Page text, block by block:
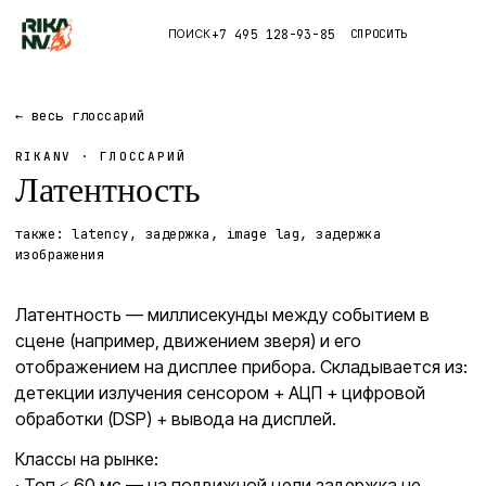
ПОИСК+7 495 128-93-85 СПРОСИТЬ
Приложения
Правда
← весь глоссарий
RIKANV · ГЛОССАРИЙ
Латентность
также:latency, задержка, image lag, задержка
изображения
Латентность — миллисекунды между событием в
сцене (например, движением зверя) и его
отображением на дисплее прибора. Складывается из:
детекции излучения сенсором + АЦП + цифровой
обработки (DSP) + вывода на дисплей.
Классы на рынке: